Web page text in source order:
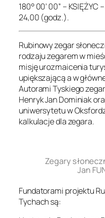
180° 00’ 00” –
24,00 (godz.).
Rubinowy zegar
rodzaju zegarem w
misję urozmaicenia
upiększającą a w
Autorami Tyskiego
Henryk Jan Dominiak
uniwersytetu w
kalkulacje dla zegara.
Zegary
Jan
Fundatorami projektu
Tychach są: